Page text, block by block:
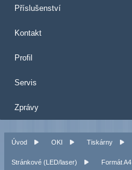
Příslušenství
Kontakt
Profil
Servis
Zprávy
Úvod OKI Tiskárny
Stránkové (LED/laser) Formát A4